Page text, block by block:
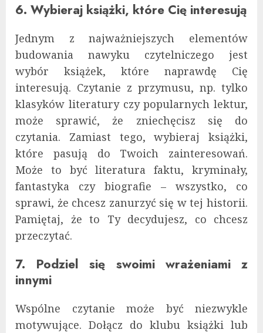
6. Wybieraj książki, które Cię interesują
Jednym z najważniejszych elementów
budowania nawyku czytelniczego jest
wybór książek, które naprawdę Cię
interesują. Czytanie z przymusu, np. tylko
klasyków literatury czy popularnych lektur,
może sprawić, że zniechęcisz się do
czytania. Zamiast tego, wybieraj książki,
które pasują do Twoich zainteresowań.
Może to być literatura faktu, kryminały,
fantastyka czy biografie – wszystko, co
sprawi, że chcesz zanurzyć się w tej historii.
Pamiętaj, że to Ty decydujesz, co chcesz
przeczytać.
7. Podziel się swoimi wrażeniami z
innymi
Wspólne czytanie może być niezwykle
motywujące. Dołącz do klubu książki lub